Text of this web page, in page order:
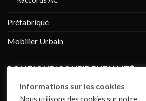
Préfabriqué
Mobilier Urbain
POLITIQUE/CONFIDENTIALITÉ
Conditions de vente
Informations sur les cookies
Nous utilisons des cookies sur notre